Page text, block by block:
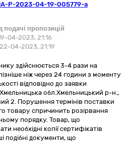
P-2023-04-19-005779-a
подачі пропозицій
04-2023, 21:16
04-2023, 21:19
здійснюється 3-4 рази на
ніж через 24 години з моменту
відповідно до заявки
обл.Хмельницький р-н.,
2. Порушення термінів поставки
товару спричинить розірвання
порядку. Товар, що
необхідні копії сертифікатів
подібні документи, що